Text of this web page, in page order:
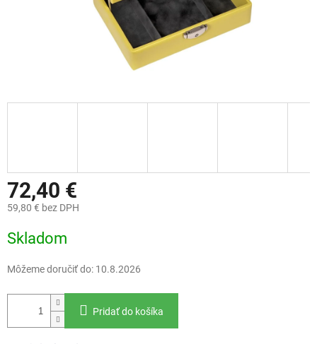
72,40 €
59,80 € bez DPH
cena:
Skladom
Môžeme doručiť do: 10.8.2026
Pridať do košíka